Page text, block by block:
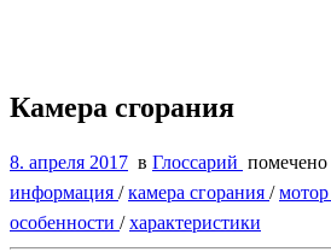
Камера сгорания
8. апреля 2017 в Глоссарий помечено
информация /камера сгорания /мотор
особенности /характеристики